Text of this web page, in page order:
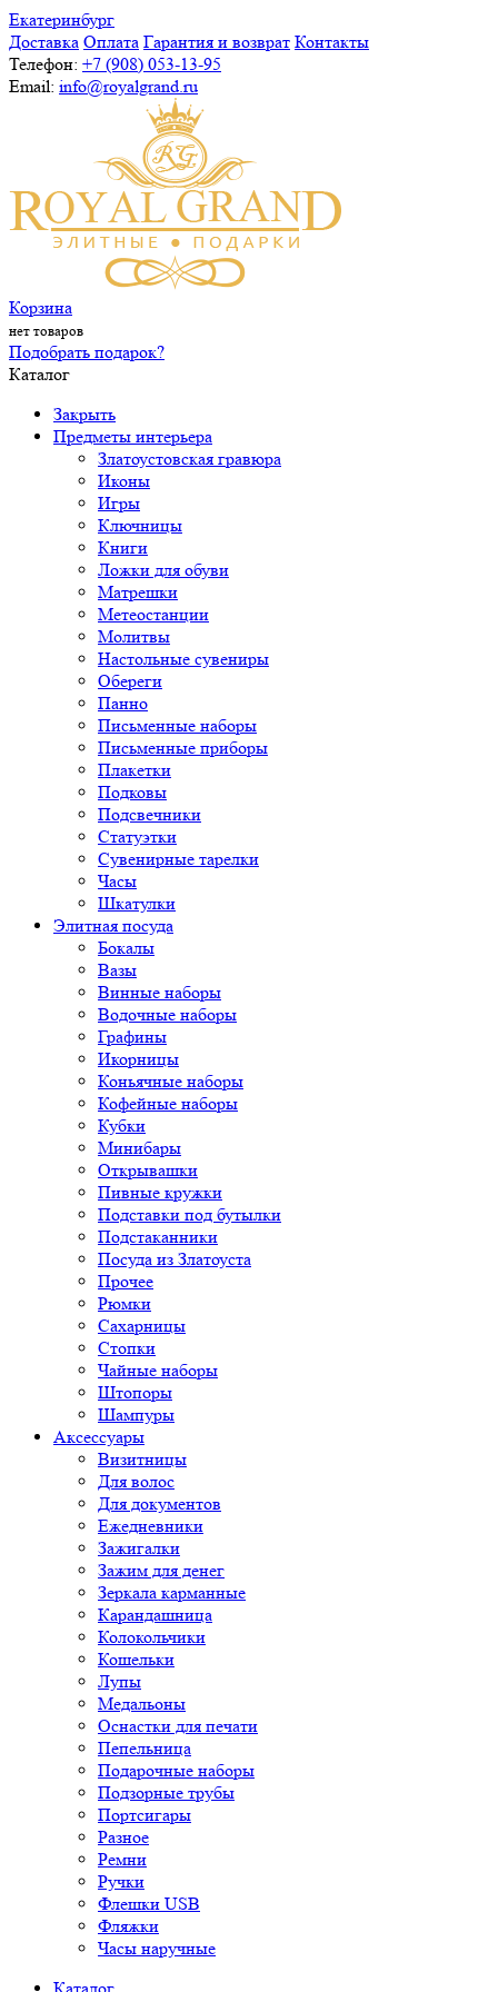
Екатеринбург
Доставка Оплата Гарантия и возврат Контакты
Телефон: +7 (908) 053-13-95
Email: info@royalgrand.ru
Корзина
нет товаров
Подобрать подарок?
Каталог
Закрыть
Предметы интерьера
Златоустовская гравюра
Иконы
Игры
Ключницы
Книги
Ложки для обуви
Матрешки
Метеостанции
Молитвы
Настольные сувениры
Обереги
Панно
Письменные наборы
Письменные приборы
Плакетки
Подковы
Подсвечники
Статуэтки
Сувенирные тарелки
Часы
Шкатулки
Элитная посуда
Бокалы
Вазы
Винные наборы
Водочные наборы
Графины
Икорницы
Коньячные наборы
Кофейные наборы
Кубки
Минибары
Открывашки
Пивные кружки
Подставки под бутылки
Подстаканники
Посуда из Златоуста
Прочее
Рюмки
Сахарницы
Стопки
Чайные наборы
Штопоры
Шампуры
Аксессуары
Визитницы
Для волос
Для документов
Ежедневники
Зажигалки
Зажим для денег
Зеркала карманные
Карандашница
Колокольчики
Кошельки
Лупы
Медальоны
Оснастки для печати
Пепельница
Подарочные наборы
Подзорные трубы
Портсигары
Разное
Ремни
Ручки
Флешки USB
Фляжки
Часы наручные